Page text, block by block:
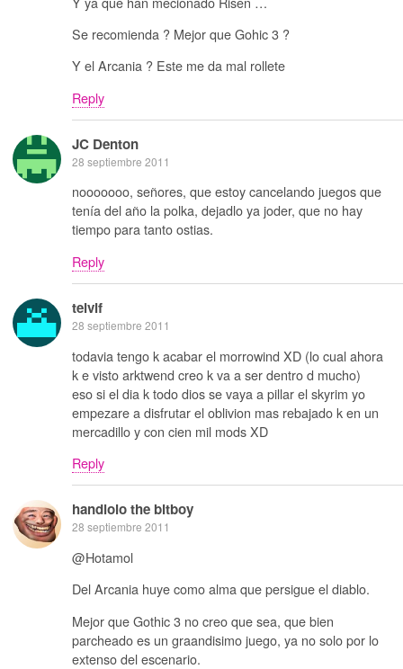
Se recomienda ? Mejor que Gohic 3 ?
Y el Arcania ? Este me da mal rollete
Reply
JC Denton
28 septiembre 2011
nooooooo, señores, que estoy cancelando juegos que
tenía del año la polka, dejadlo ya joder, que no hay
tiempo para tanto ostias.
Reply
telvif
28 septiembre 2011
todavia tengo k acabar el morrowind XD (lo cual ahora
k e visto arktwend creo k va a ser dentro d mucho)
eso si el dia k todo dios se vaya a pillar el skyrim yo
empezare a disfrutar el oblivion mas rebajado k en un
mercadillo y con cien mil mods XD
Reply
handlolo the bitboy
28 septiembre 2011
@Hotamol
Del Arcania huye como alma que persigue el diablo.
Mejor que Gothic 3 no creo que sea, que bien
parcheado es un graandisimo juego, ya no solo por lo
extenso del escenario.